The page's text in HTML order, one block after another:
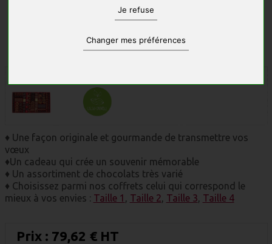
Je refuse
Changer mes préférences
♦ Une façon originale et gourmande de transmettre vos
vœux
♦Un cadeau qui crée un souvenir mémorable
♦ Un assortiment de chocolats très varié
♦ Choisissez parmi nos coffrets celui qui correspond le
mieux à vos envies : Taille 1 , Taille 2, Taille 3, Taille 4
Prix : 79,62 € HT